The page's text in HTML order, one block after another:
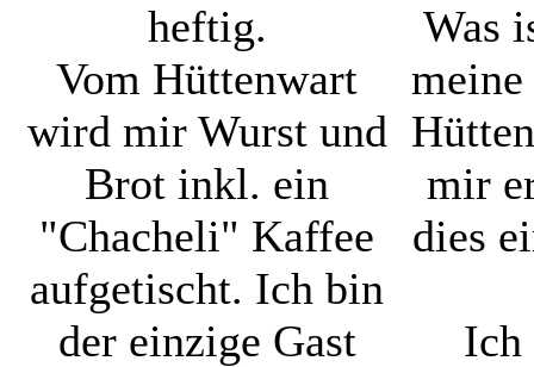
heftig.
Vom Hüttenwart
wird mir Wurst und
Brot inkl. ein
"Chacheli" Kaffee
aufgetischt. Ich bin
der einzige Gast
Was
mir
dies
Ich